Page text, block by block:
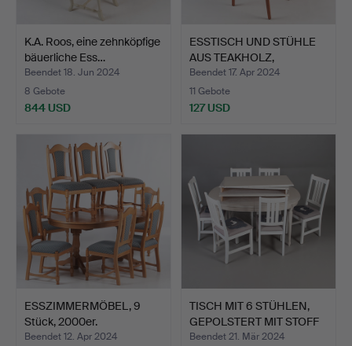
K.A. Roos, eine zehnköpfige
bäuerliche Ess…
Beendet 18. Jun 2024
8 Gebote
844 USD
ESSTISCH UND STÜHLE
AUS TEAKHOLZ,
Skandina…
Beendet 17. Apr 2024
11 Gebote
127 USD
ESSZIMMERMÖBEL, 9
Stück, 2000er.
Beendet 12. Apr 2024
TISCH MIT 6 STÜHLEN,
GEPOLSTERT MIT STOFF
…
Beendet 21. Mär 2024